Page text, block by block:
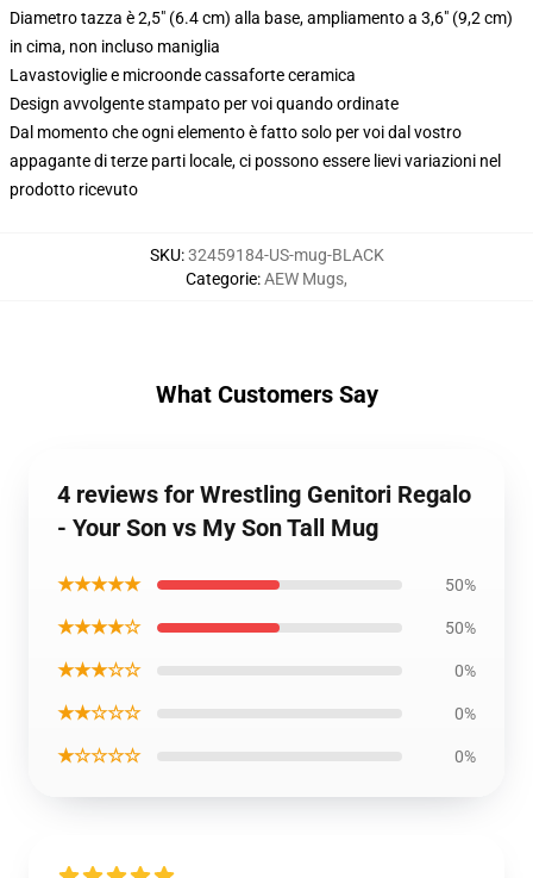
Diametro tazza è 2,5" (6.4 cm) alla base, ampliamento a 3,6" (9,2 cm)
in cima, non incluso maniglia
Lavastoviglie e microonde cassaforte ceramica
Design avvolgente stampato per voi quando ordinate
Dal momento che ogni elemento è fatto solo per voi dal vostro
appagante di terze parti locale, ci possono essere lievi variazioni nel
prodotto ricevuto
SKU:32459184-US-mug-BLACK
Categorie:AEW Mugs,
What Customers Say
4 reviews for Wrestling Genitori Regalo
- Your Son vs My Son Tall Mug
★★★★★ 50%
★★★★☆ 50%
★★★☆☆ 0%
★★☆☆☆ 0%
★☆☆☆☆ 0%